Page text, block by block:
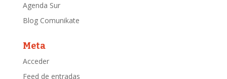
Agenda Sur
Blog Comunikate
Meta
Acceder
Feed de entradas